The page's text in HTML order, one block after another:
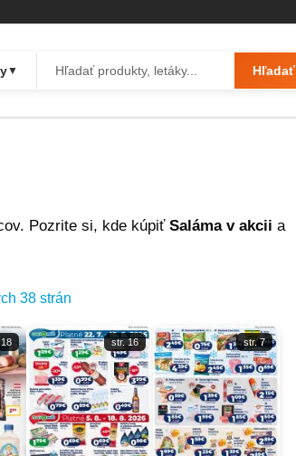
▼ Hľadať
Pozrite si, kde kúpiť Saláma v akcii a
38 strán
str. 16 str. 7